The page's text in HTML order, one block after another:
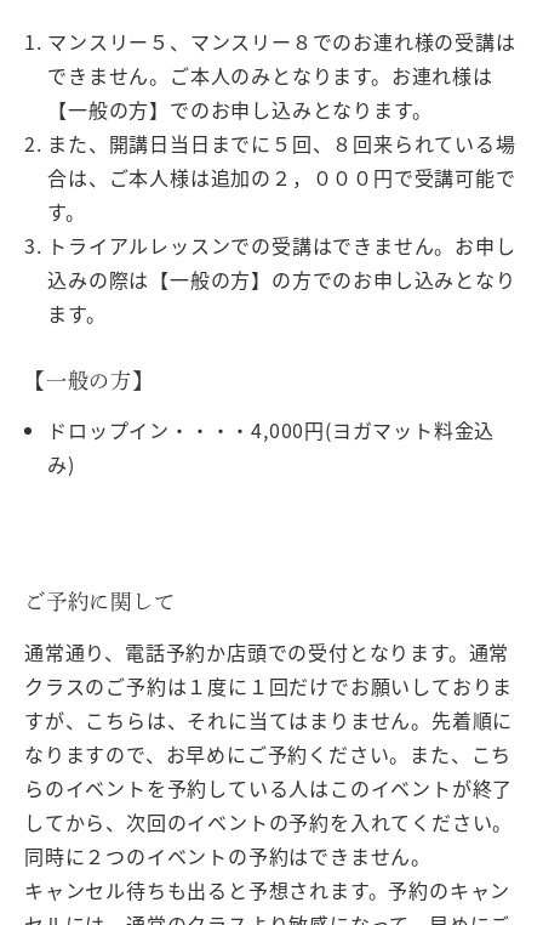
マンスリー５、マンスリー８でのお連れ様の受講は
できません。ご本人のみとなります。お連れ様は
【一般の方】でのお申し込みとなります。
また、開講日当日までに５回、８回来られている場
合は、ご本人様は追加の２，０００円で受講可能で
す。
トライアルレッスンでの受講はできません。お申し
込みの際は【一般の方】の方でのお申し込みとなり
ます。
【一般の方】
ドロップイン・・・・4,000円(ヨガマット料金込
み)
ご予約に関して
通常通り、電話予約か店頭での受付となります。通常
クラスのご予約は１度に１回だけでお願いしておりま
すが、こちらは、それに当てはまりません。先着順に
なりますので、お早めにご予約ください。また、こち
らのイベントを予約している人はこのイベントが終了
してから、次回のイベントの予約を入れてください。
同時に２つのイベントの予約はできません。
キャンセル待ちも出ると予想されます。予約のキャン